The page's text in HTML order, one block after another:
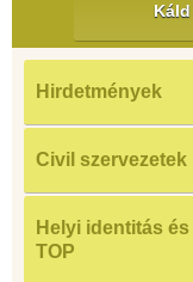
Káld
Hirdetmények
Civil szervezetek
Helyi identitás
TOP